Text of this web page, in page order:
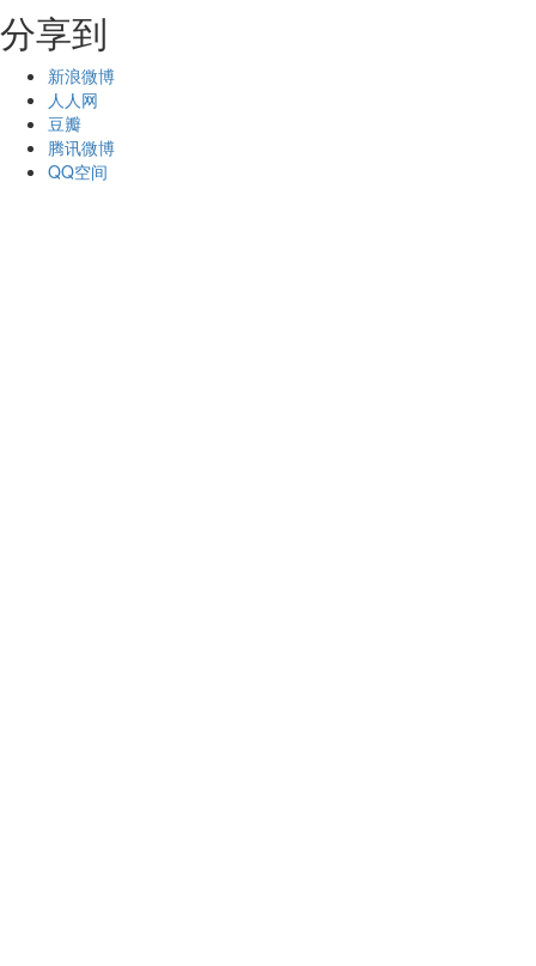
分享到
新浪微博
人人网
豆瓣
腾讯微博
QQ空间